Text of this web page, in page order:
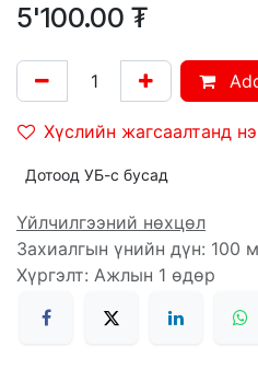
5'100.00 ₮
Хүслийн жагсаалтанд
Дотоод УБ-с бусад
Үйлчилгээний нөхцөл
Захиалгын үнийн дүн: 100
Хүргэлт: Ажлын 1 өдөр